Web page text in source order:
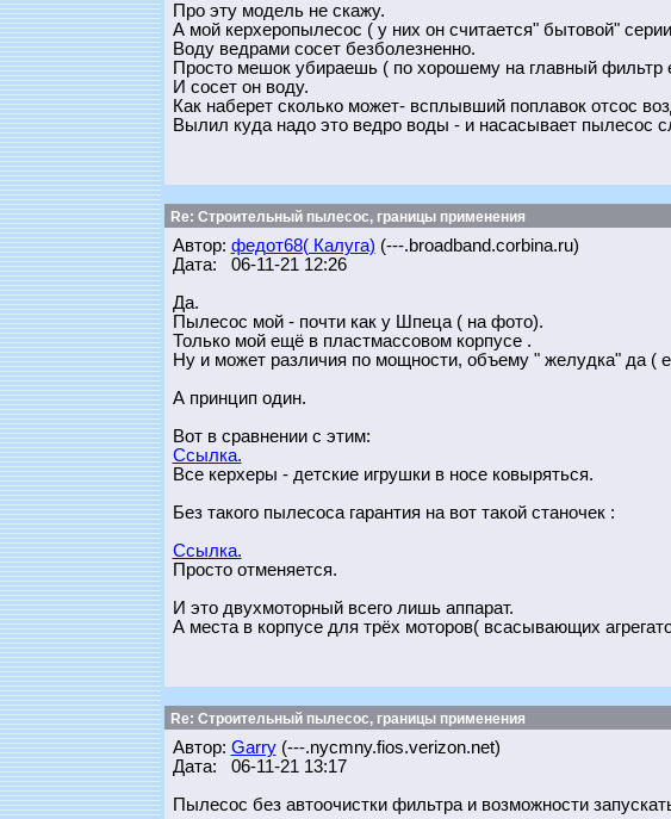
Про эту модель не скажу.
А мой керхеропылесос ( у них он считается" бытовой"
Воду ведрами сосет безболезненно.
Просто мешок убираешь ( по хорошему на главный фильтр
И сосет он воду.
Как наберет сколько может- всплывший поплавок отсос
Вылил куда надо это ведро воды - и насасывает пылесос
Re: Строительный пылесос, границы применения
Автор: федот68( Калуга) (---.broadband.corbina.ru)
Дата: 06-11-21 12:26
Да.
Пылесос мой - почти как у Шпеца ( на фото).
Только мой ещё в пластмассовом корпусе .
Ну и может различия по мощности, объему " желудка" да (
А принцип один.
Вот в сравнении с этим:
Ссылка.
Все керхеры - детские игрушки в носе ковыряться.
Без такого пылесоса гарантия на вот такой станочек :
Ссылка.
Просто отменяется.
И это двухмоторный всего лишь аппарат.
А места в корпусе для трёх моторов( всасывающих
Re: Строительный пылесос, границы применения
Автор: Garry(---.nycmny.fios.verizon.net)
Дата: 06-11-21 13:17
Пылесос без автоочистки фильтра и возможности